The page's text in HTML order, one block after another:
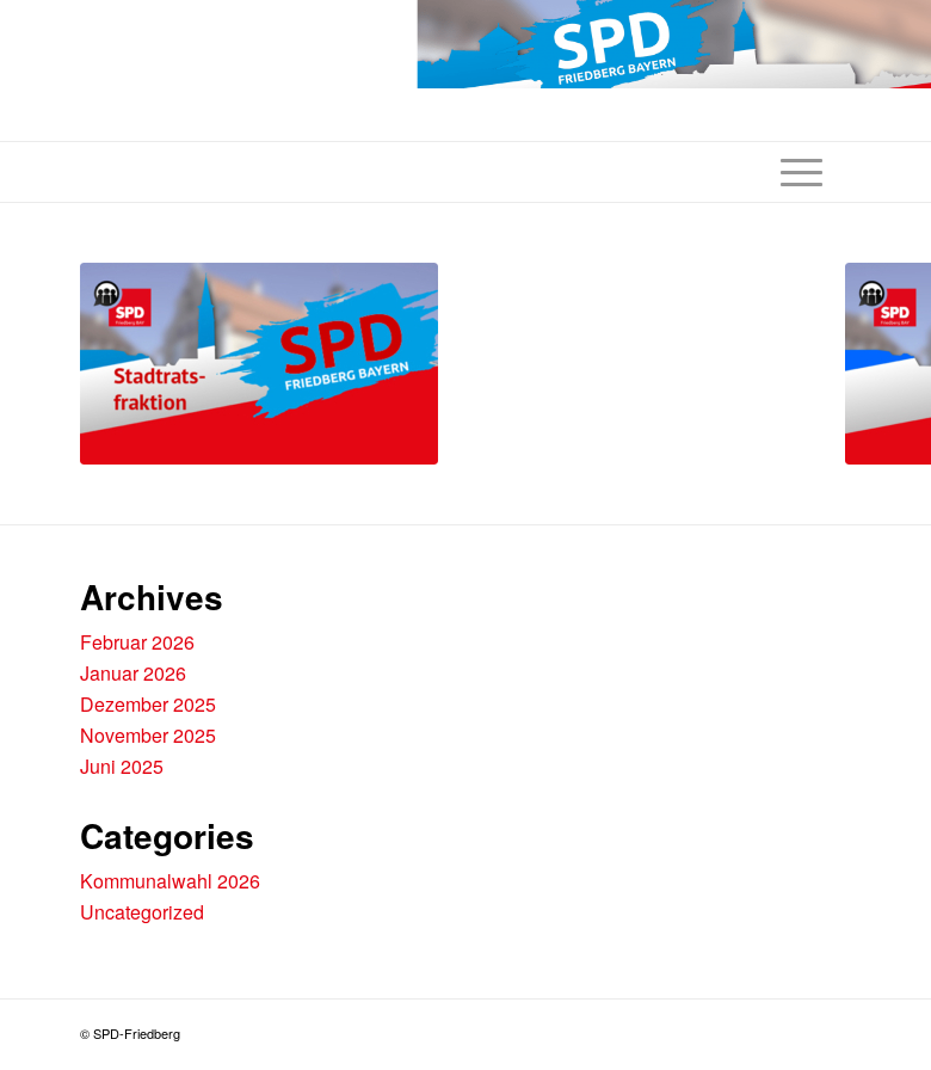
Archives
Februar 2026
Januar 2026
Dezember 2025
November 2025
Juni 2025
Categories
Kommunalwahl 2026
Uncategorized
© SPD-Friedberg